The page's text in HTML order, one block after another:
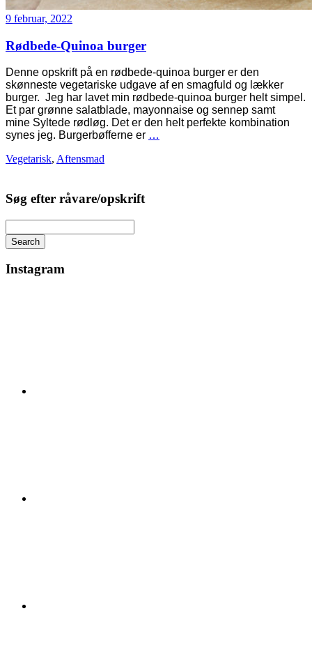
9 februar, 2022
Rødbede-Quinoa burger
Denne opskrift på en rødbede-quinoa burger er den
skønneste vegetariske udgave af en smagfuld og lækker
burger. Jeg har lavet min rødbede-quinoa burger helt simpel.
Et par grønne salatblade, mayonnaise og sennep samt
mine Syltede rødløg. Det er den helt perfekte kombination
synes jeg. Burgerbøfferne er …
Vegetarisk, Aftensmad
Søg efter råvare/opskrift
Search
Instagram